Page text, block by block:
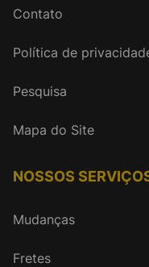
Contato
Política de
Pesquisa
Mapa do Site
NOSSOS
Mudanças
Fretes